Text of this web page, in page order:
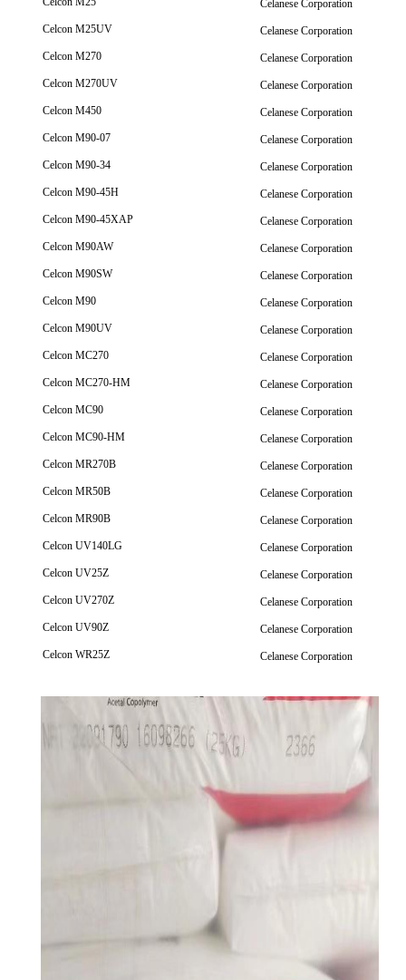
Celanese Corporation
Celcon M25UV
Celanese Corporation
Celcon M270
Celanese Corporation
Celcon M270UV
Celanese Corporation
Celcon M450
Celanese Corporation
Celcon M90-07
Celanese Corporation
Celcon M90-34
Celanese Corporation
Celcon M90-45H
Celanese Corporation
Celcon M90-45XAP
Celanese Corporation
Celcon M90AW
Celanese Corporation
Celcon M90SW
Celanese Corporation
Celcon M90
Celanese Corporation
Celcon M90UV
Celanese Corporation
Celcon MC270
Celanese Corporation
Celcon MC270-HM
Celanese Corporation
Celcon MC90
Celanese Corporation
Celcon MC90-HM
Celanese Corporation
Celcon MR270B
Celanese Corporation
Celcon MR50B
Celanese Corporation
Celcon MR90B
Celanese Corporation
Celcon UV140LG
Celanese Corporation
Celcon UV25Z
Celanese Corporation
Celcon UV270Z
Celanese Corporation
Celcon UV90Z
Celanese Corporation
Celcon WR25Z
Celanese Corporation